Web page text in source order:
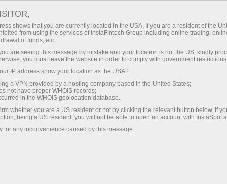
Especificaciones del
La sección contiene la lista de las
especificaciones del contrato, donde se indican
los spreads, comisiones y swaps para cada
cuenta abierta con InstaSpot.
shows that you are currently located in the USA. If you are a resident of the
from using the services of InstaFintech Group including online trading,
of funds, etc.
are seeing this message by mistake and your location is not the US, kindly
you must leave the website in order to comply with government
IP address show your location as the USA?
a VPN provided by a hosting company based in the United States;
not have proper WHOIS records;
in the WHOIS geolocation database.
whether you are a US resident or not by clicking the relevant button below. If
being a US resident, you will not be able to open an account with InstaSpot
for any inconvenience caused by this message.